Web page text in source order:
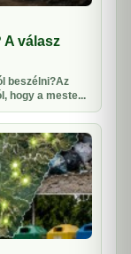
A válasz
beszélni?Az
hogy a meste...